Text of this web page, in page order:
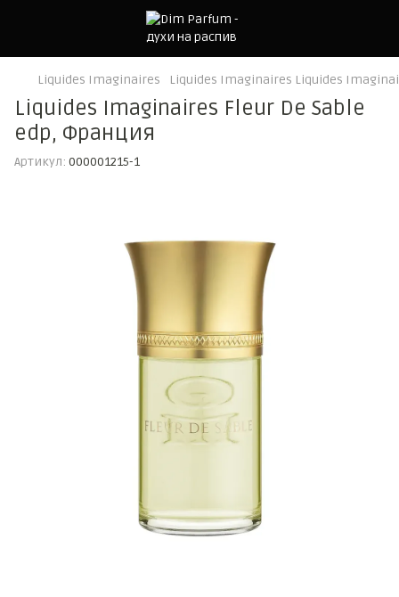
Liquides Imaginaires Liquides Imaginaires Liquides
Liquides Imaginaires Fleur De Sable
edp, Франция
Артикул: 000001215-1